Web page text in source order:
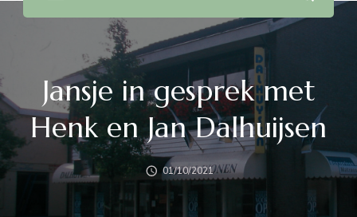
Jansje in gesprek met
Henk en Jan Dalhuijsen
01/10/2021